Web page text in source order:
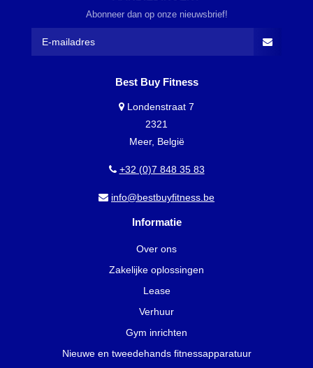
Abonneer dan op onze nieuwsbrief!
Best Buy Fitness
Londenstraat 7
2321
Meer, België
+32 (0)7 848 35 83
info@bestbuyfitness.be
Informatie
Over ons
Zakelijke oplossingen
Lease
Verhuur
Gym inrichten
Nieuwe en tweedehands fitnessapparatuur